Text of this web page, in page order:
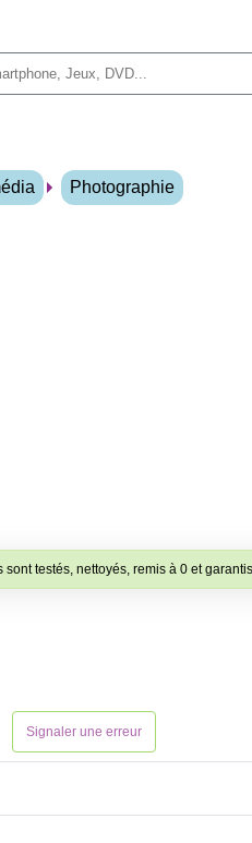
Photographie
testés, nettoyés, remis à 0 et
Signaler une erreur